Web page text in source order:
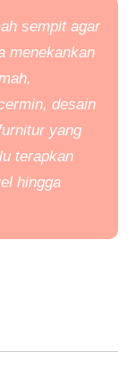
sempit agar
menekankan
desain
yang
terapkan
hingga